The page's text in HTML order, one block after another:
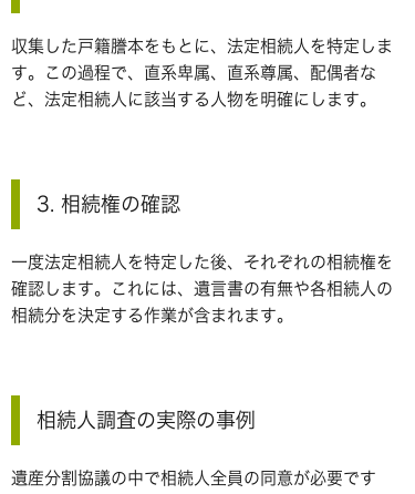
収集した戸籍謄本をもとに、法定相続人を特定しま
す。この過程で、直系卑属、直系尊属、配偶者な
ど、法定相続人に該当する人物を明確にします。
3. 相続権の確認
一度法定相続人を特定した後、それぞれの相続権を
確認します。これには、遺言書の有無や各相続人の
相続分を決定する作業が含まれます。
相続人調査の実際の事例
遺産分割協議の中で相続人全員の同意が必要です